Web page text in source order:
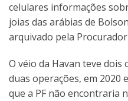
celulares informações
joias das arábias de
arquivado pela
O véio da Havan teve dois
duas operações, em 2020
que a PF não encontraria